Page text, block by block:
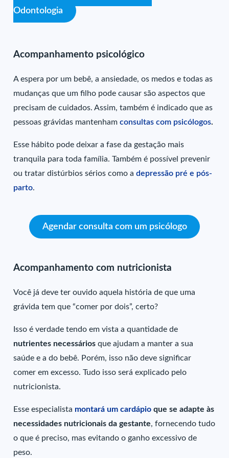
Odontologia
Acompanhamento psicológico
A espera por um bebê, a ansiedade, os medos e todas as
mudanças que um filho pode causar são aspectos que
precisam de cuidados. Assim, também é indicado que as
pessoas grávidas mantenhamconsultas com psicólogos.
Esse hábito pode deixar a fase da gestação mais
tranquila para toda família. Também é possível prevenir
ou tratar distúrbios sérios como adepressão pré e pós-
parto.
Agendar consulta com um psicólogo
Acompanhamento com nutricionista
Você já deve ter ouvido aquela história de que uma
grávida tem que “comer por dois”, certo?
Isso é verdade tendo em vista a quantidade de
nutrientes necessários que ajudam a manter a sua
saúde e a do bebê. Porém, isso não deve significar
comer em excesso. Tudo isso será explicado pelo
nutricionista.
Esse especialista montará um cardápio que se adapte às
necessidades nutricionais da gestante, fornecendo tudo
o que é preciso, mas evitando o ganho excessivo de
peso.